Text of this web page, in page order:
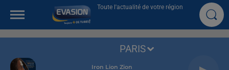
Toute l'actualité de votre région
Iron Lion Zion
PARIS